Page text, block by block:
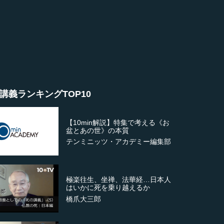
義ランキングTOP10
【10min解説】特集で考える《お
盆とあの世》の本質
テンミニッツ・アカデミー編集部
極楽往生、坐禅、法華経…日本人
はいかに死を乗り越えるか
橋爪大三郎